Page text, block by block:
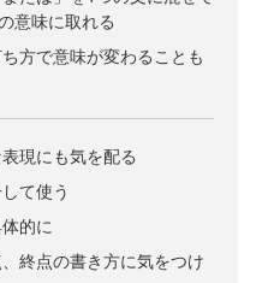
意味に取れる
ち方で意味が変わることも
現にも気を配る
て使う
的に
終点の書き方に気をつけ